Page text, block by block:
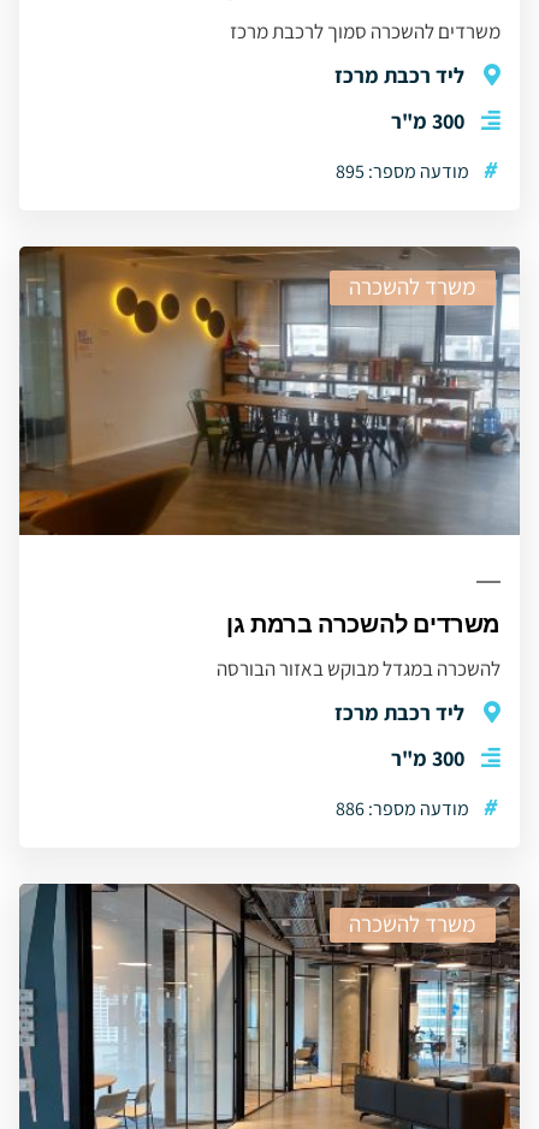
משרדים להשכרה סמוך לרכבת מרכז
ליד רכבת מרכז
300 מ"ר
# מודעה מספר: 895
משרד להשכרה
משרדים להשכרה ברמת גן
להשכרה במגדל מבוקש באזור הבורסה
ליד רכבת מרכז
300 מ"ר
# מודעה מספר: 886
משרד להשכרה